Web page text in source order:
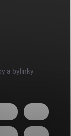
a bylinky